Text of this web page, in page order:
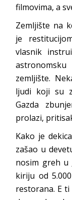
filmovima, a
Zemljište na
je
vlasnik
zemljište.
ljudi koji su
Gazda
prolazi,
Kako je
zašao u
nosim greh u
kiriju od
restorana. E